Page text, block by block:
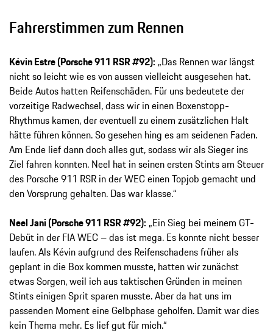
Fahrerstimmen zum Rennen
Kévin Estre (Porsche 911 RSR #92): „Das Rennen war längst
nicht so leicht wie es von aussen vielleicht ausgesehen hat.
Beide Autos hatten Reifenschäden. Für uns bedeutete der
vorzeitige Radwechsel, dass wir in einen Boxenstopp-
Rhythmus kamen, der eventuell zu einem zusätzlichen Halt
hätte führen können. So gesehen hing es am seidenen Faden.
Am Ende lief dann doch alles gut, sodass wir als Sieger ins
Ziel fahren konnten. Neel hat in seinen ersten Stints am Steuer
des Porsche 911 RSR in der WEC einen Topjob gemacht und
den Vorsprung gehalten. Das war klasse.“
Neel Jani (Porsche 911 RSR #92): „Ein Sieg bei meinem GT-
Debüt in der FIA WEC – das ist mega. Es konnte nicht besser
laufen. Als Kévin aufgrund des Reifenschadens früher als
geplant in die Box kommen musste, hatten wir zunächst
etwas Sorgen, weil ich aus taktischen Gründen in meinen
Stints einigen Sprit sparen musste. Aber da hat uns im
passenden Moment eine Gelbphase geholfen. Damit war dies
kein Thema mehr. Es lief gut für mich.“